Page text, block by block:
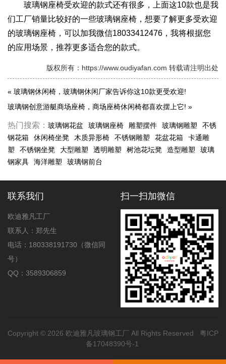
玻璃钢座椅受欢迎的款式还有很多，上面这10款也是我
们工厂销量比较好的一些玻璃钢座椅，想要了解更多受欢迎
的玻璃钢座椅，可以加我微信18033412476，我将根据您
的应用场景，推荐更多适合您的款式。
版权所有：https://www.oudiyafan.com 转载请注明出处
« 玻璃钢休闲椅，玻璃钢休闲厂家告诉你这10款更受欢迎!
玻璃钢创意游艇商场座椅，商场座椅休闲椅都喜欢摆上它! »
热门搜索： 玻璃钢花盆 玻璃钢座椅 雕塑摆件 玻璃钢雕塑
不锈
钢花箱
休闲椅坐凳 木质异形椅 不锈钢雕塑 花盆花箱
卡通雕
塑
不锈钢坐凳 大型雕塑 透明雕塑 树池花坛凳 造型雕塑
玻璃
钢家具
海洋雕塑 玻璃钢前台
联系我们
欧迪雅凡工厂
联系人：郑先生
电话：180338191730（微信同
号）
QQ：3589306859
扫一扫加微信
Copyright © 2026 欧迪雅凡玻璃钢工厂 All Rights Reserved
粤ICP
备17048390号-1